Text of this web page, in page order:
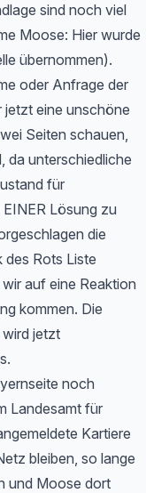
sind noch viel
Moose: Hier wurde
übernommen).
oder Anfrage der
jetzt eine unschöne
Seiten schauen,
da unterschiedliche
für
Lösung zu
die
des Rots Liste
auf eine Reaktion
kommen. Die
jetzt
noch
Landesamt für
Kartiere
bleiben, so lange
und Moose dort